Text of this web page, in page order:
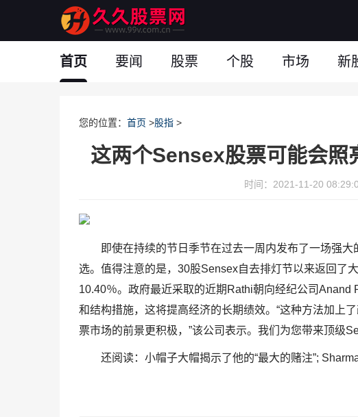
首页 要闻 股票 个股 市场 新
您的位置： 首页 >股指 >
这两个Sensex股票可能会
时间：2021-11-20
即使在持续的节日季节在过去一周内发布了一场强
选。值得注意的是，30股Sensex自去排灯节以来返回了
10.40％。政府最近采取的近期Rathi朝向经纪公司
和结构措施，这将提高经济的长期绩效。“这种方法加上
票市场的前景更积极，”该公司表示。我们为您带来顶级
还阅读：小帽子大帽揭示了他的“最大的赌注”;